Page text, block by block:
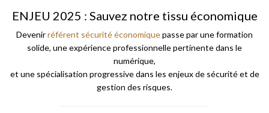
ENJEU 2025 : Sauvez notre tissu économique
Devenirréférent sécurité économiquepasse par une formation
solide, une expérience professionnelle pertinente dans le
numérique,
et une spécialisation progressive dans les enjeux de sécurité et de
gestion des risques.